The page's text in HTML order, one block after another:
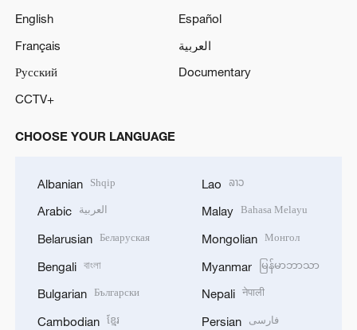
English
Español
Français
العربية
Русский
Documentary
CCTV+
CHOOSE YOUR LANGUAGE
Albanian Shqip
Arabic العربية
Belarusian Беларуская
Bengali বাংলা
Bulgarian Български
Cambodian ខ្មែរ
Lao ລາວ
Malay Bahasa Melayu
Mongolian Монгол
Myanmar မြန်မာဘာသာ
Nepali नेपाली
Persian فارسی